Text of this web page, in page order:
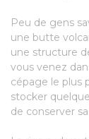
Peu de gens
une butte
une structure
vous venez
cépage le plus
stocker
de conserver